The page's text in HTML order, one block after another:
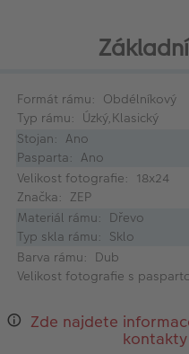
Formát rámu: Obdélníkový
Typ rámu: Úzký,Klasický
Stojan: Ano
Pasparta: Ano
Velikost fotografie: 18x24
Značka: ZEP
Materiál rámu: Dřevo
Typ skla rámu: Sklo
Barva rámu: Dub
Velikost fotografie s
Zde najdete